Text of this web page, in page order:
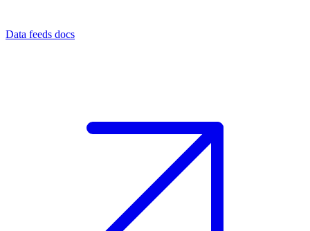
Data feeds docs